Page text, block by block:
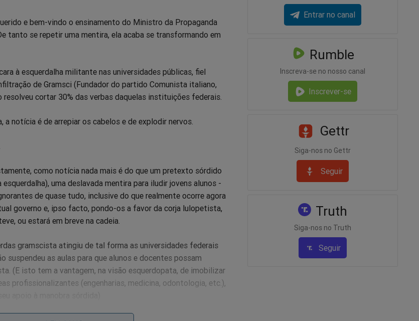
no
no
e bem-vindo o ensinamento do Ministro da Propaganda
tanto se repetir uma mentira, ela acaba se transformando em
à esquerdalha militante nas universidades públicas, fiel
de Gramsci (Fundador do partido Comunista italiano,
resolveu cortar 30% das verbas daquelas instituições federais.
a notícia é de arrepiar os cabelos e de explodir nervos.
como notícia nada mais é do que um pretexto sórdido
uma deslavada mentira para iludir jovens alunos -
de quase tudo, inclusive do que realmente ocorre agora
governo e, ipso facto, pondo-os a favor da corja lulopetista,
ou estará em breve na cadeia.
gramscista atingiu de tal forma as universidades federais
suspendeu as aulas para que alunos e docentes possam
(E isto tem a vantagem, na visão esquerdopata, de imobilizar
profissionalizantes (engenharias, medicina, odontologia, etc.),
Entrar no canal
Rumble
Inscreva-se no nosso canal
Inscrever-se
Gettr
Siga-nos no Gettr
Seguir
Truth
Siga-nos no Truth
Seguir